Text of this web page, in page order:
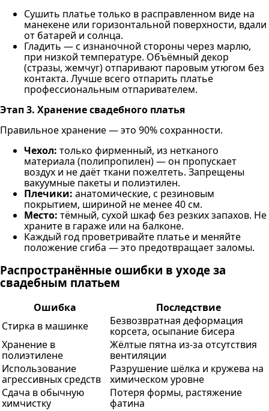
Сушить платье только в расправленном виде на
манекене или горизонтальной поверхности, вдали
от батарей и солнца.
Гладить — с изнаночной стороны через марлю,
при низкой температуре. Объёмный декор
(стразы, жемчуг) отпаривают паровым утюгом без
контакта. Лучше всего отпарить платье
профессиональным отпаривателем.
Этап 3. Хранение свадебного платья
Правильное хранение — это 90% сохранности.
Чехол: только фирменный, из нетканого
материала (полипропилен) — он пропускает
воздух и не даёт ткани пожелтеть. Запрещены
вакуумные пакеты и полиэтилен.
Плечики: анатомические, с резиновым
покрытием, шириной не менее 40 см.
Место: тёмный, сухой шкаф без резких запахов. Не
храните в гараже или на балконе.
Каждый год проветривайте платье и меняйте
положение сгиба — это предотвращает заломы.
Распространённые ошибки в уходе за
свадебным платьем
Ошибка
Последствие
Стирка в машинке
Безвозвратная деформация
корсета, осыпание бисера
Хранение в
полиэтилене
Жёлтые пятна из-за отсутствия
вентиляции
Использование
агрессивных средств
Разрушение шёлка и кружева на
химическом уровне
Сдача в обычную
химчистку
Потеря формы, растяжение
фатина